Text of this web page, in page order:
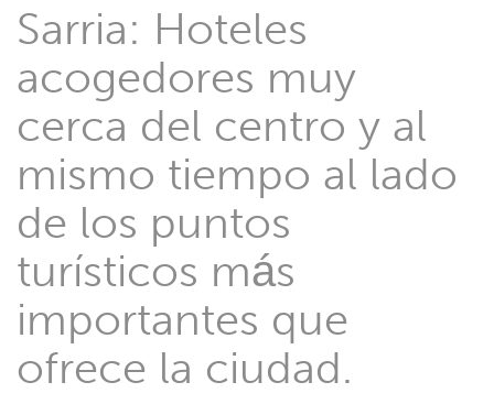
Sarria: Hoteles
acogedores muy
cerca del centro y al
mismo tiempo al lado
de los puntos
turísticos más
importantes que
ofrece la ciudad.